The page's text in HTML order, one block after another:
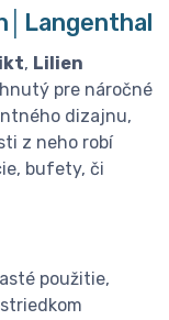
, Lilien
pre náročné
dizajnu,
z neho robí
bufety, či
použitie,